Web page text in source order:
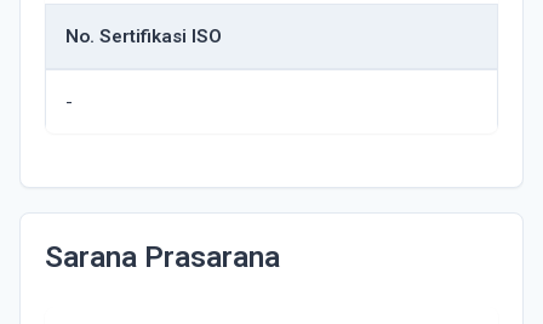
No. Sertifikasi ISO
-
Sarana Prasarana